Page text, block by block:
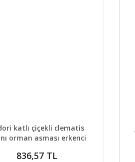
GELİNCE HABER VER
katlı çiçekli clematis
orman asması erkenci
836,57 TL